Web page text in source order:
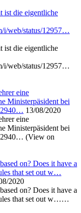
ist die eigentliche
web/status/12957…
ist die eigentliche
web/status/12957…
eine
Ministerpäsident bei
13/08/2020
eine
Ministerpäsident bei
(View on
on? Does it have a
that set out w…
2020
on? Does it have a
that set out w……